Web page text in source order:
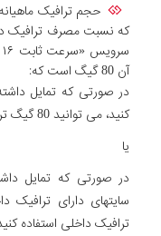
حجم ترافیک
آن 80 گیگ است که:
در صورتی که تمایل
کنید، می توانید 80 گیگ ترافیک بین‌الملل استفاده کنید،
یا
در صورتی که تمایل
ترافیک داخلی استفاده